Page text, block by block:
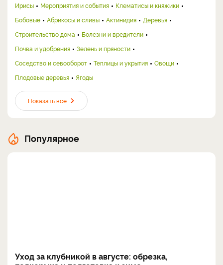
Ирисы
Мероприятия и события
Клематисы и княжики
Бобовые
Абрикосы и сливы Актинидия
Деревья
Строительство дома
Болезни и вредители
Почва и удобрения
Зелень и пряности
Соседство и севооборот
Теплицы и укрытия
Овощи
Плодовые деревья
Ягоды
Показать все
Популярное
Уход за клубникой в августе: обрезка,